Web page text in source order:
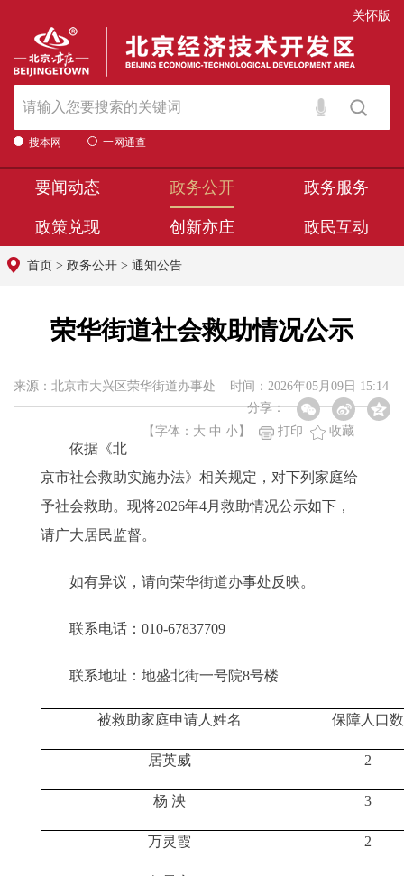
关怀版
搜本网 一网通查
要闻动态 政务公开 政务服务
政策兑现 创新亦庄 政民互动
首页 > 政务公开 > 通知公告
荣华街道社会救助情况公示
来源：北京市大兴区荣华街道办事处 时间：2026年05月09日 15:14
分享：
【字体： 大 中 小 】 打印 收藏
依据《北
京市社会救助实施办法》相关规定，对下列家庭给
予社会救助。现将2026年4月救助情况公示如下，
请广大居民监督。
如有异议，请向荣华街道办事处反映。
联系电话：010-67837709
联系地址：地盛北街一号院8号楼
被救助家庭申请人 姓名 保障人口数
居英威 2
杨 泱 3
万灵霞 2